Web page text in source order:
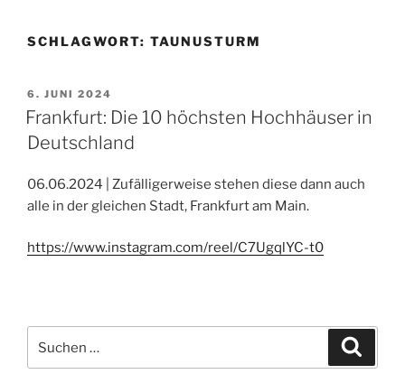
SCHLAGWORT: TAUNUSTURM
VERÖFFENTLICHT
AM
6. JUNI 2024
Frankfurt: Die 10 höchsten Hochhäuser in
Deutschland
06.06.2024 | Zufälligerweise stehen diese dann auch
alle in der gleichen Stadt, Frankfurt am Main.
https://www.instagram.com/reel/C7UgqlYC-t0
nach: